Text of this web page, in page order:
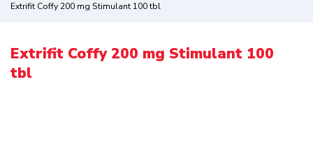
Extrifit Coffy 200 mg Stimulant 100 tbl
Extrifit Coffy 200 mg Stimulant 100
tbl